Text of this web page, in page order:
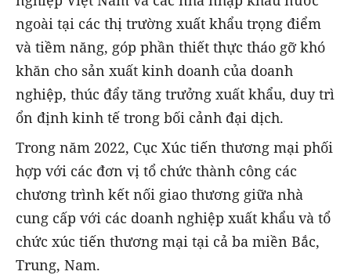
ngoài tại các thị trường xuất khẩu trọng điểm
và tiềm năng, góp phần thiết thực tháo gỡ khó
khăn cho sản xuất kinh doanh của doanh
nghiệp, thúc đẩy tăng trưởng xuất khẩu, duy trì
ổn định kinh tế trong bối cảnh đại dịch.
Trong năm 2022, Cục Xúc tiến thương mại phối
hợp với các đơn vị tổ chức thành công các
chương trình kết nối giao thương giữa nhà
cung cấp với các doanh nghiệp xuất khẩu và tổ
chức xúc tiến thương mại tại cả ba miền Bắc,
Trung, Nam.